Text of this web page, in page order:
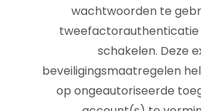
wachtwoorden te
tweefactorauthenticatie
schakelen. Deze
beveiligingsmaatregelen
op ongeautoriseerde